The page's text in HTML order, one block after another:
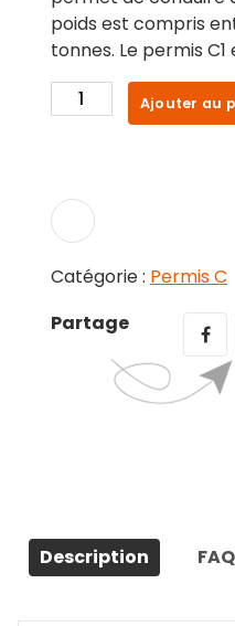
poids est compris
tonnes. Le permis
quantité
de
Ajouter au
Catégorie : Permis C
Partage
Description